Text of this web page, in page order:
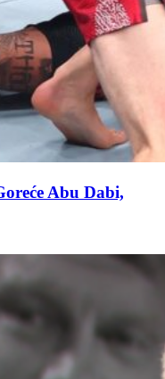
Abu Dabi,